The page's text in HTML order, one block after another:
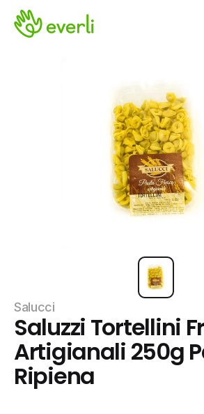
Salucci
Saluzzi Tortellini
Artigianali 250g
Ripiena